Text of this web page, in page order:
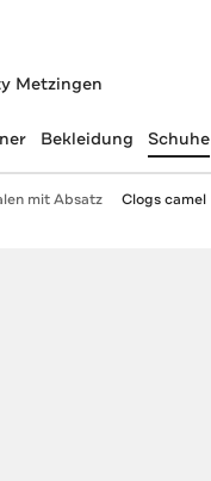
Metzingen
Bekleidung Schuhe
mit Absatz Clogs camel